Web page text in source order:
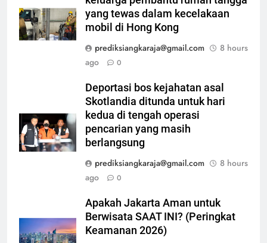
yang tewas dalam kecelakaan
mobil di Hong Kong
prediksiangkaraja@gmail.com
8 hours
ago
0
Deportasi bos kejahatan asal
Skotlandia ditunda untuk hari
kedua di tengah operasi
pencarian yang masih
berlangsung
prediksiangkaraja@gmail.com
8 hours
ago
0
Apakah Jakarta Aman untuk
Berwisata SAAT INI? (Peringkat
Keamanan 2026)